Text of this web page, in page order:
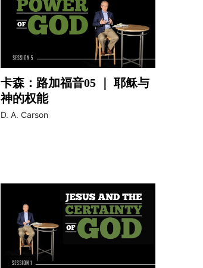
video
卡森：路加福音05 ｜ 耶稣与
神的权能
D. A. Carson